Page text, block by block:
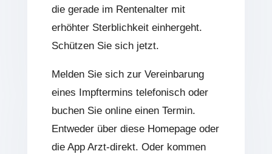
die gerade im Rentenalter mit
erhöhter Sterblichkeit einhergeht.
Schützen Sie sich jetzt.
Melden Sie sich zur Vereinbarung
eines Impftermins telefonisch oder
buchen Sie online einen Termin.
Entweder über diese Homepage oder
die App Arzt-direkt. Oder kommen